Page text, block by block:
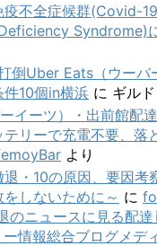
疫不全症候群(Covid-
Syndrome)に
倒Uber Eats（ウーバ
10個in横浜 に ギルド
イーツ）・出前館配
リーで充電不要、落
より
・10の原因、要因考
しないために～ に
のニュースに見る配
情報総合ブログメデ